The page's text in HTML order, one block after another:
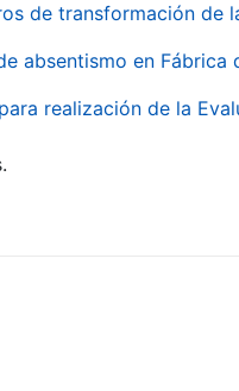
de transformación de
absentismo en Fábrica
realización de la